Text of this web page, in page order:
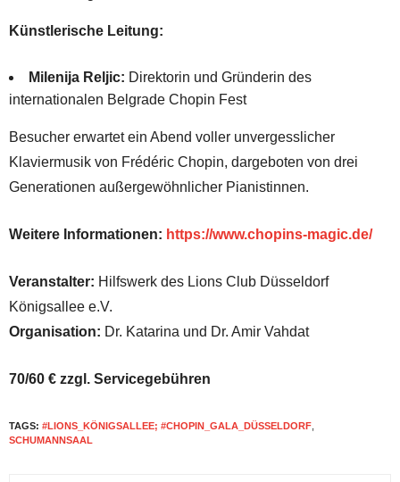
Künstlerische Leitung:
Milenija Reljic: Direktorin und Gründerin des
internationalen Belgrade Chopin Fest
Besucher erwartet ein Abend voller unvergesslicher
Klaviermusik von Frédéric Chopin, dargeboten von drei
Generationen außergewöhnlicher Pianistinnen.
Weitere Informationen: https://www.chopins-magic.de/
Veranstalter: Hilfswerk des Lions Club Düsseldorf
Königsallee e.V.
Organisation: Dr. Katarina und Dr. Amir Vahdat
70/60 € zzgl. Servicegebühren
TAGS: #LIONS_KÖNIGSALLEE; #CHOPIN_GALA_DÜSSELDORF
SCHUMANNSAAL